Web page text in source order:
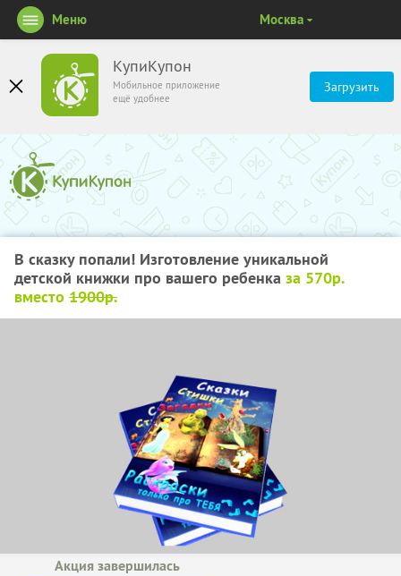
КупиКупон
Мобильное приложение
ещё удобнее
Загрузить
Меню Москва
В сказку попали! Изготовление уникальной
детской книжки про вашего ребенка за 570р.
вместо 1900р.
Акция завершилась